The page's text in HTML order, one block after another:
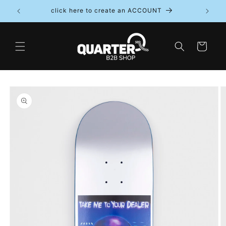
zum
Inhalt
click here to create an ACCOUNT
Warenkorb